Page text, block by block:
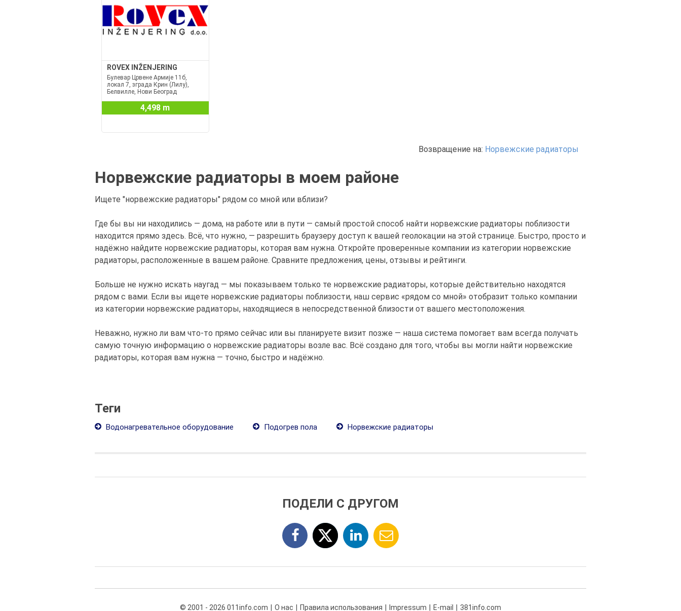
ROVEX INŽENJERING
Булевар Црвене Армије 11б,
локал 7, зграда Крин (Лилy),
Белвилле, Нови Београд
4,498 m
Возвращение на: Норвежские радиаторы
Норвежские радиаторы в моем районе
Ищете "норвежские радиаторы" рядом со мной или вблизи?
Где бы вы ни находились — дома, на работе или в пути — самый простой способ найти норвежские радиаторы поблизости
находится прямо здесь. Всё, что нужно, — разрешить браузеру доступ к вашей геолокации на этой странице. Быстро, просто и
надёжно найдите норвежские радиаторы, которая вам нужна. Откройте проверенные компании из категории норвежские
радиаторы, расположенные в вашем районе. Сравните предложения, цены, отзывы и рейтинги.
Больше не нужно искать наугад — мы показываем только те норвежские радиаторы, которые действительно находятся
рядом с вами. Если вы ищете норвежские радиаторы поблизости, наш сервис «рядом со мной» отобразит только компании
из категории норвежские радиаторы, находящиеся в непосредственной близости от вашего местоположения.
Неважно, нужно ли вам что-то прямо сейчас или вы планируете визит позже — наша система помогает вам всегда получать
самую точную информацию о норвежские радиаторы возле вас. Всё создано для того, чтобы вы могли найти норвежские
радиаторы, которая вам нужна — точно, быстро и надёжно.
Теги
Водонагревательное оборудование Подогрев пола Норвежские радиаторы
ПОДЕЛИ С ДРУГОМ
© 2001 - 2026 011info.com О нас Правила использования Impressum E-mail 381info.com